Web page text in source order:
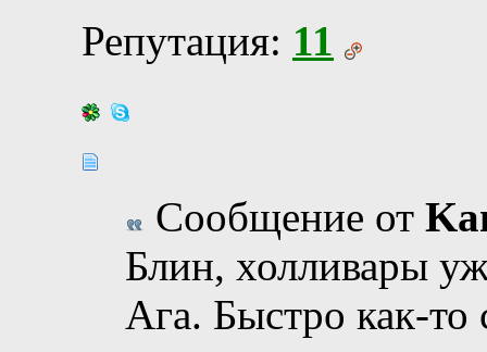
Репутация: 11
Сообщение от
Блин, холливары
Ага. Быстро как-то